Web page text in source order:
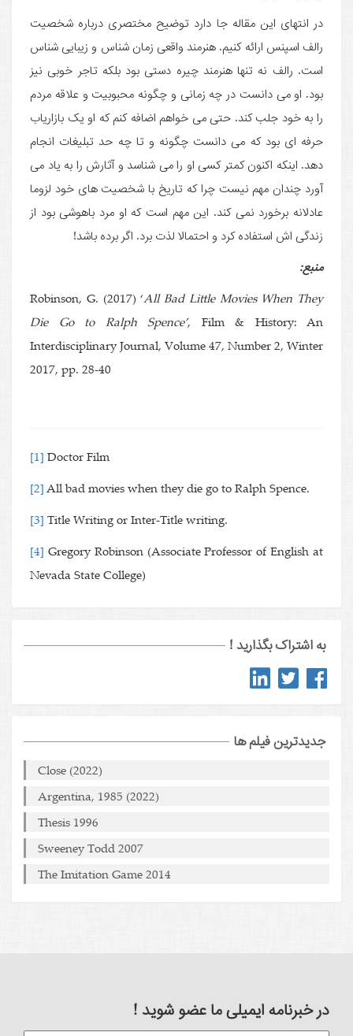
در انتهای این مقاله جا دارد توضیح مختصری درباره شخصیت
رالف اسپنس ارائه کنیم. هنرمند واقعی زمان شناس و زیبایی شناس
است. رالف نه تنها هنرمند چیره دستی بود بلکه تاجر خوبی نیز
بود. او می دانست در چه زمانی و چگونه محبوبیت و علاقه مردم
را به خود جلب کند. حتی می خواهم اضافه کنم که او یک بازاریاب
حرفه ای بود که می دانست چگونه و تا چه حد تبلیغات انجام
دهد. اینکه اکنون کمتر کسی او را می شناسد و آثارش را به یاد می
آورد چندان مهم نیست چرا که تاریخ با شخصیت های خود لزوما
عادلانه برخورد نمی کند. این مهم است که او مرد باهوشی بود از
زندگی اش استفاده کرد و احتمالا لذت برد. اگر برده باشد!
منبع:
Robinson, G. (2017) ‘All Bad Little Movies When They
Die Go to Ralph Spence’, Film & History: An
Interdisciplinary Journal, Volume 47, Number 2, Winter
2017, pp. 28-40
[1] Doctor Film
[2] All bad movies when they die go to Ralph Spence.
[3] Title Writing or Inter-Title writing.
[4] Gregory Robinson (Associate Professor of English at
Nevada State College)
به اشتراک بگذارید !
جدیدترین فیلم ها
Close (2022)
Argentina, 1985 (2022)
Thesis 1996
Sweeney Todd 2007
The Imitation Game 2014
در خبرنامه ایمیلی ما عضو شوید !